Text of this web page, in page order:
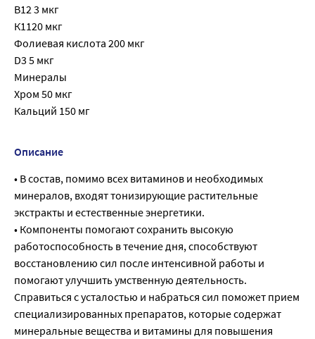
В12 3 мкг
К1120 мкг
Фолиевая кислота 200 мкг
D3 5 мкг
Минералы
Хром 50 мкг
Кальций 150 мг
Описание
• В состав, помимо всех витаминов и необходимых
минералов, входят тонизирующие растительные
экстракты и естественные энергетики.
• Компоненты помогают сохранить высокую
работоспособность в течение дня, способствуют
восстановлению сил после интенсивной работы и
помогают улучшить умственную деятельность.
Справиться с усталостью и набраться сил поможет прием
специализированных препаратов, которые содержат
минеральные вещества и витамины для повышения